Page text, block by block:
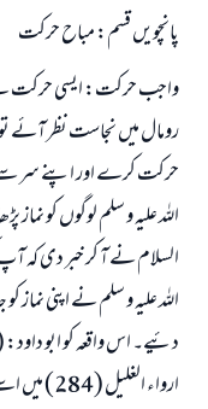
پانچویں قسم: مباح حرکت
واجب حرکت: ایسی حرکت
رومال میں نجاست نظر
حرکت کرے اور اپنے سر سے
اللہ علیہ و سلم لوگوں کو
السلام نے آ کر خبر دی کہ
اللہ علیہ و سلم نے اپنی
ارواء الغلیل (284) میں اسے صحیح قرار دیا ہے۔